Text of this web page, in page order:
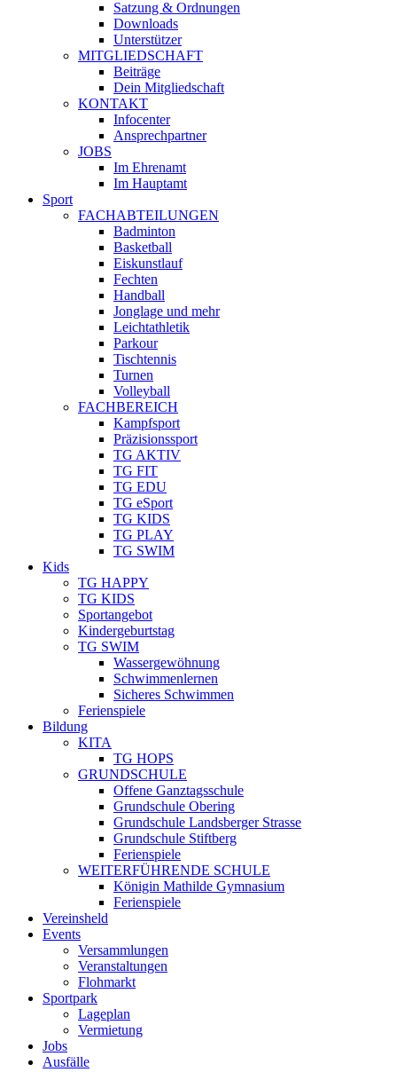
Satzung & Ordnungen
Downloads
Unterstützer
MITGLIEDSCHAFT
Beiträge
Dein Mitgliedschaft
KONTAKT
Infocenter
Ansprechpartner
JOBS
Im Ehrenamt
Im Hauptamt
Sport
FACHABTEILUNGEN
Badminton
Basketball
Eiskunstlauf
Fechten
Handball
Jonglage und mehr
Leichtathletik
Parkour
Tischtennis
Turnen
Volleyball
FACHBEREICH
Kampfsport
Präzisionssport
TG AKTIV
TG FIT
TG EDU
TG eSport
TG KIDS
TG PLAY
TG SWIM
Kids
TG HAPPY
TG KIDS
Sportangebot
Kindergeburtstag
TG SWIM
Wassergewöhnung
Schwimmenlernen
Sicheres Schwimmen
Ferienspiele
Bildung
KITA
TG HOPS
GRUNDSCHULE
Offene Ganztagsschule
Grundschule Obering
Grundschule Landsberger Strasse
Grundschule Stiftberg
Ferienspiele
WEITERFÜHRENDE SCHULE
Königin Mathilde Gymnasium
Ferienspiele
Vereinsheld
Events
Versammlungen
Veranstaltungen
Flohmarkt
Sportpark
Lageplan
Vermietung
Jobs
Ausfälle